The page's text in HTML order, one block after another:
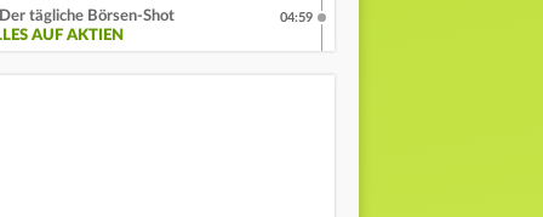
tägliche Börsen-Shot
AUF AKTIEN
04:59